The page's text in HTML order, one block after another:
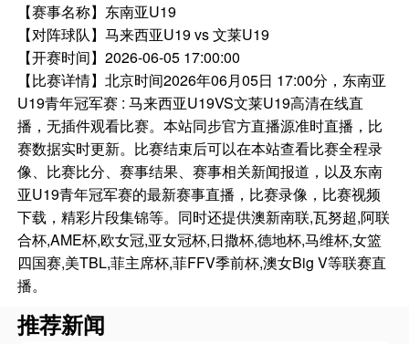
【赛事名称】 东南亚U19
【对阵球队】马来西亚U19 vs 文莱U19
【开赛时间】2026-06-05 17:00:00
【比赛详情】北京时间2026年06月05日 17:00分，东南亚
U19青年冠军赛 : 马来西亚U19VS文莱U19高清在线直
播，无插件观看比赛。本站同步官方直播源准时直播，比
赛数据实时更新。比赛结束后可以在本站查看比赛全程录
像、比赛比分、赛事结果、赛事相关新闻报道，以及东南
亚U19青年冠军赛的最新赛事直播，比赛录像，比赛视频
下载，精彩片段集锦等。同时还提供澳新南联,瓦努超,阿联
合杯,AME杯,欧女冠,亚女冠杯,日撒杯,德地杯,马维杯,女篮
四国赛,美TBL,菲主席杯,菲FFV季前杯,澳女Big V等联赛直
播。
推荐新闻